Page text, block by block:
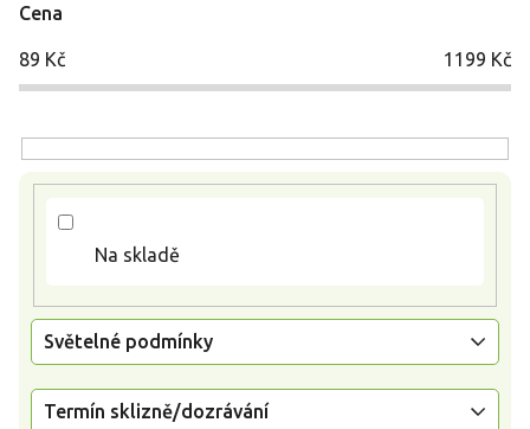
Cena
89 Kč 1199 Kč
Na skladě
Světelné podmínky
Termín sklizně/dozrávání
s
p
u